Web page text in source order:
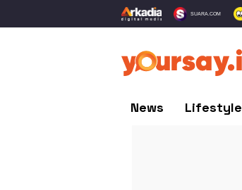
SUARA.COM
News Lifestyle